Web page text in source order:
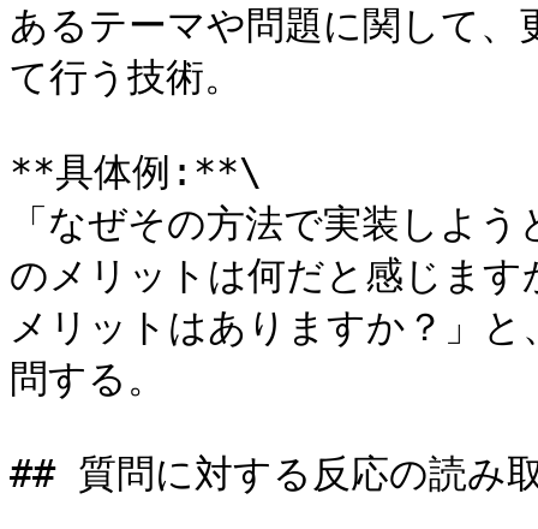
あるテーマや問題に関して
て行う技術。
**具体例:**\
「なぜその方法で実装しよ
のメリットは何だと感じま
メリットはありますか？」
問する。
## 質問に対する反応の読み